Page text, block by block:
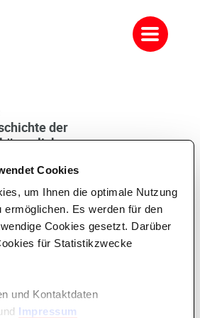
Cookies
um Ihnen die optimale Nutzung
ermöglichen. Es werden für den
Cookies gesetzt. Darüber
für Statistikzwecke
und Kontaktdaten
Impressum
der
- und
Blick darauf, wie
historisch entwickelt haben,
unterscheidet und warum der
macht frei" über
mit Gewalt und Herrschaft